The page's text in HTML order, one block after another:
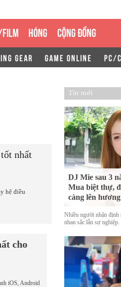
HÓNG CỘNG ĐỒNG
GEAR GAME ONLINE PC/
nhất
hệ điều
cho
iOS, Android
Tin mới
DJ Mie sau 3
Mua biệt thự,
càng lên hương
Nhiều người nhận định
nhan sắc lẫn sự nghiệp.